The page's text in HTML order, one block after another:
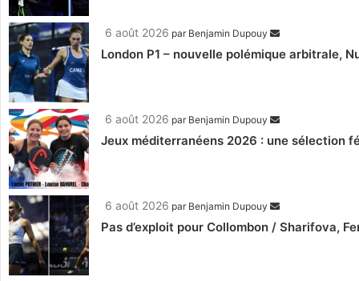
6 août 2026 par Benjamin Dupouy
London P1 – nouvelle polémique arbitrale,
6 août 2026 par Benjamin Dupouy
Jeux méditerranéens 2026 : une sélection
6 août 2026 par Benjamin Dupouy
Pas d’exploit pour Collombon / Sharifova,